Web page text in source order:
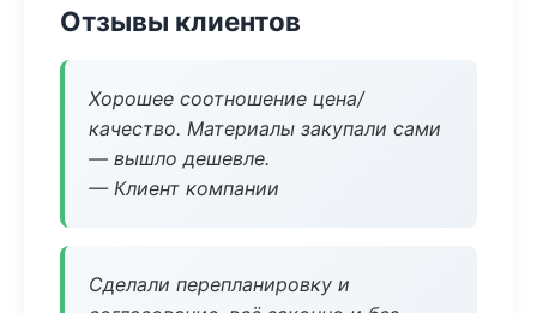
Отзывы клиентов
Хорошее соотношение цена/
качество. Материалы закупали сами
— вышло дешевле.
— Клиент компании
Сделали перепланировку и